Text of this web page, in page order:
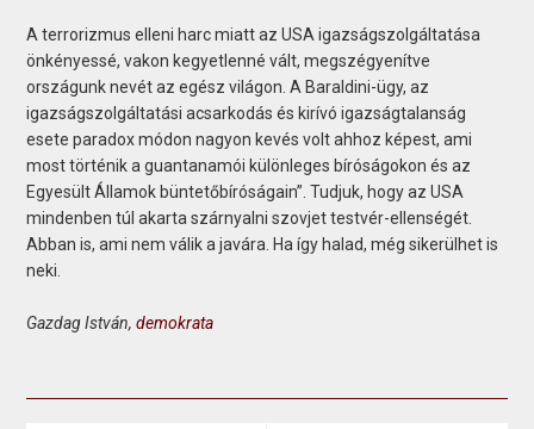
A terrorizmus elleni harc miatt az USA igazságszolgáltatása
önkényessé, vakon kegyetlenné vált, megszégyenítve
országunk nevét az egész világon. A Baraldini-ügy, az
igazságszolgáltatási acsarkodás és kirívó igazságtalanság
esete paradox módon nagyon kevés volt ahhoz képest, ami
most történik a guantanamói különleges bíróságokon és az
Egyesült Államok büntetőbíróságain”. Tudjuk, hogy az USA
mindenben túl akarta szárnyalni szovjet testvér-ellenségét.
Abban is, ami nem válik a javára. Ha így halad, még sikerülhet is
neki.
Gazdag István,demokrata